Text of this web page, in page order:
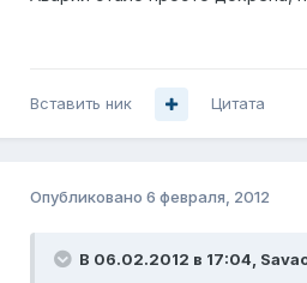
Вставить ник Цитата
Опубликовано 6 февраля, 2012
В 06.02.2012 в 17:04,